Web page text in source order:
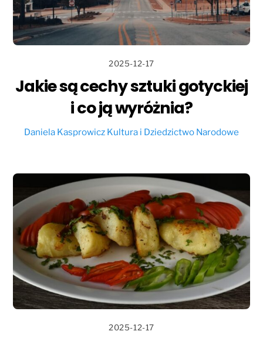
2025-12-17
Jakie są cechy sztuki gotyckiej
i co ją wyróżnia?
Daniela Kasprowicz Kultura i Dziedzictwo Narodowe
2025-12-17